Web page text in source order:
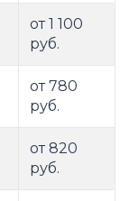
от 1 100
руб.
от 780
руб.
от 820
руб.